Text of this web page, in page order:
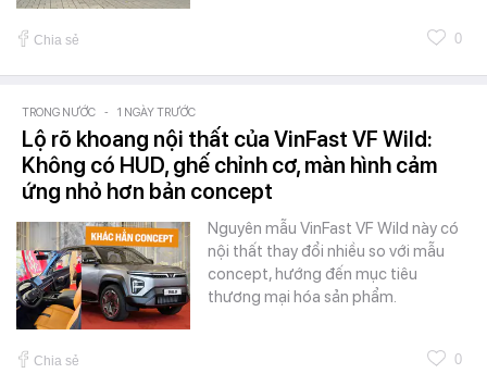
Chia sẻ 0
TRONG NƯỚC - 1 NGÀY TRƯỚC
Lộ rõ khoang nội thất của VinFast VF Wild:
Không có HUD, ghế chỉnh cơ, màn hình cảm
ứng nhỏ hơn bản concept
Nguyên mẫu VinFast VF Wild này có
nội thất thay đổi nhiều so với mẫu
concept, hướng đến mục tiêu
thương mại hóa sản phẩm.
Chia sẻ 0